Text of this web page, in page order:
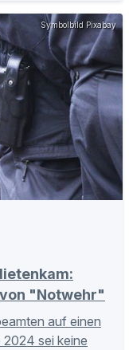
Symbolbild Pixabay
"Notwehr"
auf einen
2024 sei keine